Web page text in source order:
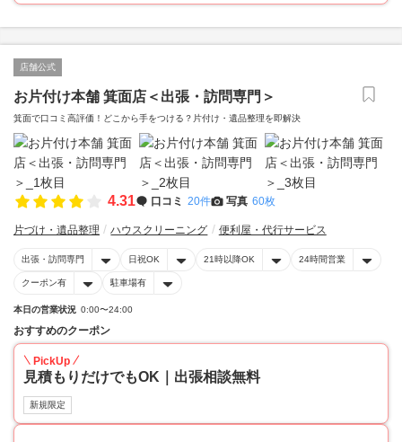
店舗公式
お片付け本舗 箕面店＜出張・訪問専門＞
箕面で口コミ高評価！どこから手をつける？片付け・遺品整理を即解決
4.31 口コミ 20件 写真 60枚
片づけ・遺品整理 ハウスクリーニング 便利屋・代行サービス
出張・訪問専門 日祝OK 21時以降OK 24時間営業
クーポン有 駐車場有
本日の営業状況 0:00〜24:00
おすすめのクーポン
PickUp
見積もりだけでもOK｜出張相談無料
新規限定